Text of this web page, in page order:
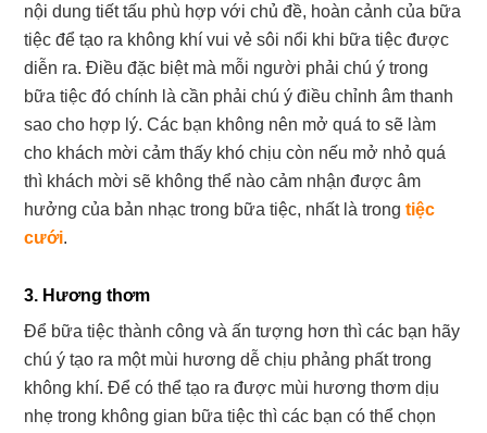
nội dung tiết tấu phù hợp với chủ đề, hoàn cảnh của bữa
tiệc để tạo ra không khí vui vẻ sôi nổi khi bữa tiệc được
diễn ra. Điều đặc biệt mà mỗi người phải chú ý trong
bữa tiệc đó chính là cần phải chú ý điều chỉnh âm thanh
sao cho hợp lý. Các bạn không nên mở quá to sẽ làm
cho khách mời cảm thấy khó chịu còn nếu mở nhỏ quá
thì khách mời sẽ không thể nào cảm nhận được âm
hưởng của bản nhạc trong bữa tiệc, nhất là trongtiệc
cưới.
3. Hương thơm
Để bữa tiệc thành công và ấn tượng hơn thì các bạn hãy
chú ý tạo ra một mùi hương dễ chịu phảng phất trong
không khí. Để có thể tạo ra được mùi hương thơm dịu
nhẹ trong không gian bữa tiệc thì các bạn có thể chọn